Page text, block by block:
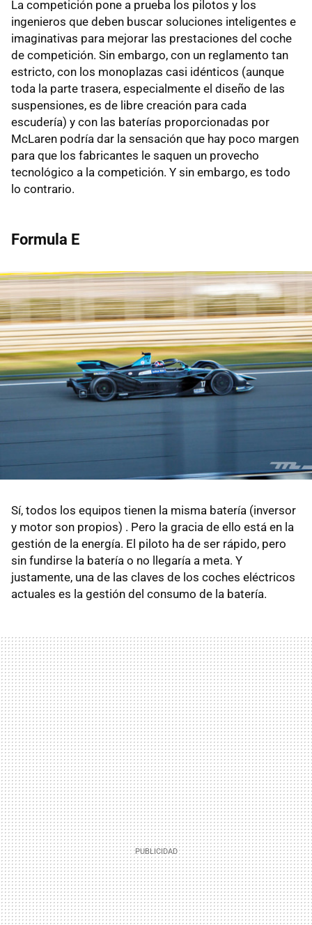
La competición pone a prueba los pilotos y los
ingenieros que deben buscar soluciones inteligentes e
imaginativas para mejorar las prestaciones del coche
de competición. Sin embargo, con un reglamento tan
estricto, con los monoplazas casi idénticos (aunque
toda la parte trasera, especialmente el diseño de las
suspensiones, es de libre creación para cada
escudería) y con las baterías proporcionadas por
McLaren podría dar la sensación que hay poco margen
para que los fabricantes le saquen un provecho
tecnológico a la competición. Y sin embargo, es todo
lo contrario.
Formula E
Sí, todos los equipos tienen la misma batería (inversor
y motor son propios) . Pero la gracia de ello está en la
gestión de la energía. El piloto ha de ser rápido, pero
sin fundirse la batería o no llegaría a meta. Y
justamente, una de las claves de los coches eléctricos
actuales es la gestión del consumo de la batería.